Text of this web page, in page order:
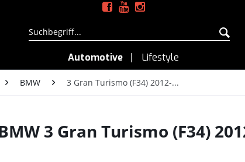
Automotive Lifestyle
BMW 3 Gran Turismo (F34) 2012-...
3 Gran Turismo (F34)